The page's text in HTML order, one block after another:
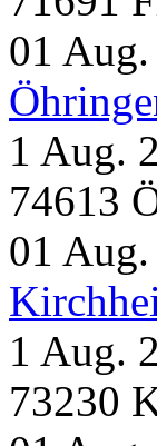
01 Aug.
1 Aug.
74613
01 Aug.
1 Aug.
73230